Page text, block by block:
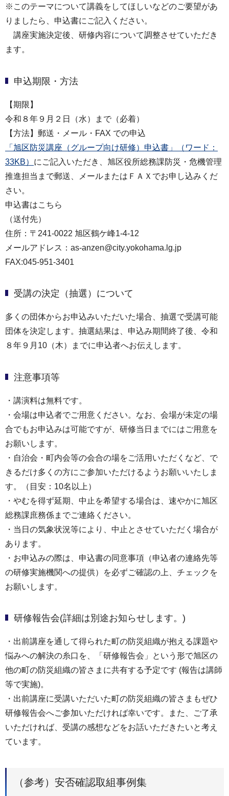
※このテーマについて講義をしてほしいなどのご要望があ
りましたら、申込書にご記入ください。
講座実施決定後、研修内容について調整させていただき
ます。
申込期限・方法
【期限】
令和８年９月２日（水）まで（必着）
【方法】郵送・メール・FAX での申込
「旭区防災講座（グループ向け研修）申込書」（ワード：
33KB） にご記入いただき、旭区役所総務課防災・危機管理
推進担当まで郵送、メールまたはＦＡＸでお申し込みくだ
さい。
申込書はこちら
（送付先）
住所：〒241-0022 旭区鶴ケ峰1-4-12
メールアドレス：as-anzen@city.yokohama.lg.jp
FAX:045-951-3401
受講の決定（抽選）について
多くの団体からお申込みいただいた場合、抽選で受講可能
団体を決定します。抽選結果は、申込み期間終了後、令和
８年９月10（木）までに申込者へお伝えします。
注意事項等
・講演料は無料です。
・会場は申込者でご用意ください。なお、会場が未定の場
合でもお申込みは可能ですが、研修当日までにはご用意を
お願いします。
・自治会・町内会等の会合の場をご活用いただくなど、で
きるだけ多くの方にご参加いただけるようお願いいたしま
す。（目安：10名以上）
・やむを得ず延期、中止を希望する場合は、速やかに旭区
総務課庶務係までご連絡ください。
・当日の気象状況等により、中止とさせていただく場合が
あります。
・お申込みの際は、申込書の同意事項（申込者の連絡先等
の研修実施機関への提供）を必ずご確認の上、チェックを
お願いします。
研修報告会(詳細は別途お知らせします。)
・出前講座を通して得られた町の防災組織が抱える課題や
悩みへの解決の糸口を、「研修報告会」という形で旭区の
他の町の防災組織の皆さまに共有する予定です (報告は講師
等で実施)。
・出前講座に受講いただいた町の防災組織の皆さまもぜひ
研修報告会へご参加いただければ幸いです。また、ご了承
いただければ、受講の感想などをお話いただきたいと考え
ています。
（参考）安否確認取組事例集